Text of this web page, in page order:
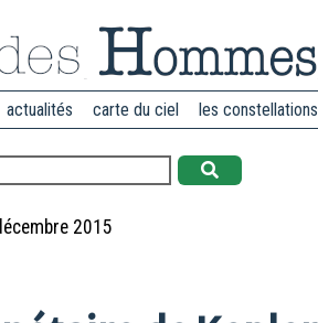
actualités carte du ciel les constellations
2015